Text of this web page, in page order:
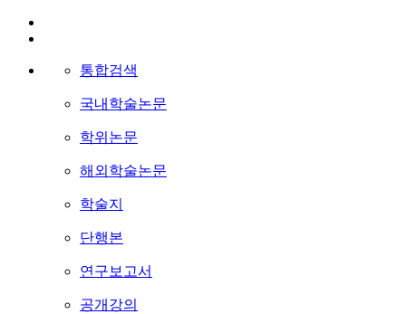
통합검색
국내학술논문
학위논문
해외학술논문
학술지
단행본
연구보고서
공개강의